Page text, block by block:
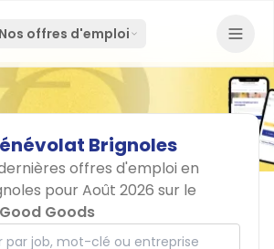
Nos offres d'emploi
Brignoles
offres d'emploi en
pour Août 2026 sur le
Goods
job, mot-clé ou entreprise